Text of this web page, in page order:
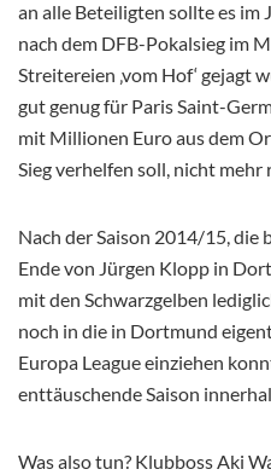
an alle Beteiligten sollte es im
nach dem DFB-Pokalsieg im
Streitereien ‚vom Hof‘ gejagt
gut genug für Paris Saint-
mit Millionen Euro aus dem
Sieg verhelfen soll, nicht mehr
Nach der Saison 2014/15, die
Ende von Jürgen Klopp in
mit den Schwarzgelben
noch in die in Dortmund
Europa League einziehen
enttäuschende Saison
Was also tun? Klubboss Aki